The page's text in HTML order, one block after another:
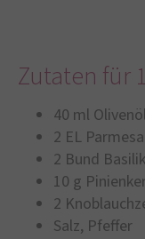
Zutaten für
40 ml Olivenöl
2 EL
2 Bund
10 g
2
Salz, Pfeffer